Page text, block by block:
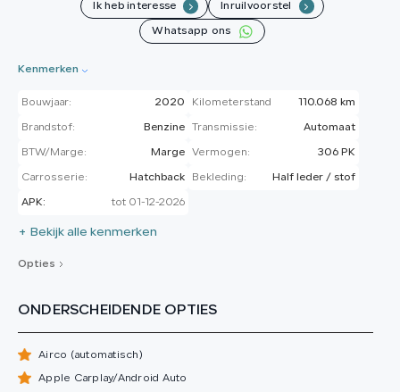
Ik heb interesse . Inruilvoorstel .
Whatsapp ons
Kenmerken
Bouwjaar: 2020 Kilometerstand 110.068 km
Brandstof: Benzine Transmissie: Automaat
BTW/Marge: Marge Vermogen: 306 PK
Carrosserie: Hatchback Bekleding: Half leder / stof
APK: tot 01-12-2026
+ Bekijk alle kenmerken
Opties
ONDERSCHEIDENDE OPTIES
Airco (automatisch)
Apple Carplay/Android Auto